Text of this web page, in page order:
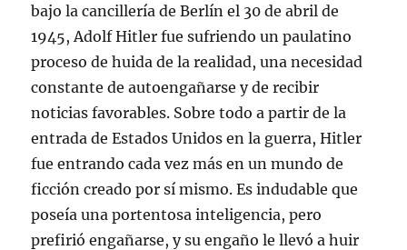
bajo la cancillería de Berlín el 30 de abril de
1945, Adolf Hitler fue sufriendo un paulatino
proceso de huida de la realidad, una necesidad
constante de autoengañarse y de recibir
noticias favorables. Sobre todo a partir de la
entrada de Estados Unidos en la guerra, Hitler
fue entrando cada vez más en un mundo de
ficción creado por sí mismo. Es indudable que
poseía una portentosa inteligencia, pero
prefirió engañarse, y su engaño le llevó a huir